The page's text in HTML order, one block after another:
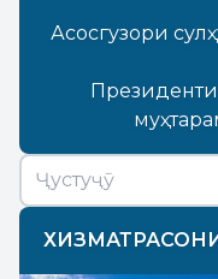
Асосгузори